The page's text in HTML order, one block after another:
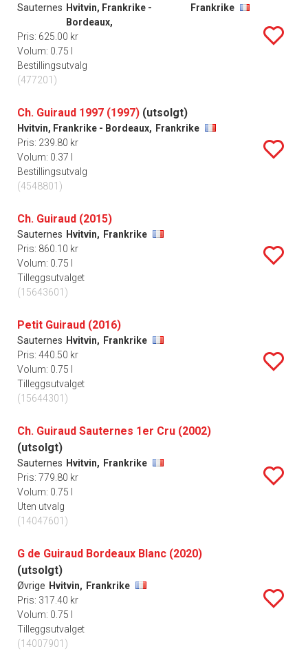
Sauternes Hvitvin, Frankrike -
Bordeaux,
Frankrike
Pris: 625.00 kr
Volum: 0.75 l
Bestillingsutvalg
(477201)
Ch. Guiraud 1997 (1997) (utsolgt)
Hvitvin, Frankrike - Bordeaux, Frankrike
Pris: 239.80 kr
Volum: 0.37 l
Bestillingsutvalg
(4548801)
Ch. Guiraud (2015)
Sauternes Hvitvin, Frankrike
Pris: 860.10 kr
Volum: 0.75 l
Tilleggsutvalget
(15643601)
Petit Guiraud (2016)
Sauternes Hvitvin, Frankrike
Pris: 440.50 kr
Volum: 0.75 l
Tilleggsutvalget
(15644301)
Ch. Guiraud Sauternes 1er Cru (2002)
(utsolgt)
Sauternes Hvitvin, Frankrike
Pris: 779.80 kr
Volum: 0.75 l
Uten utvalg
(14047601)
G de Guiraud Bordeaux Blanc (2020)
(utsolgt)
Øvrige Hvitvin, Frankrike
Pris: 317.40 kr
Volum: 0.75 l
Tilleggsutvalget
(14007901)